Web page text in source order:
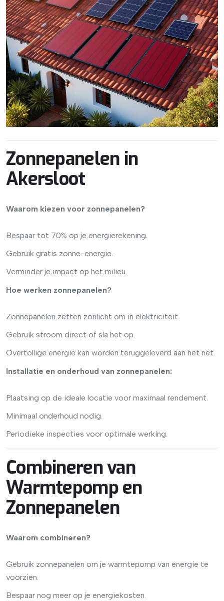
Zonnepanelen in
Akersloot
Waarom kiezen voor zonnepanelen?
Bespaar tot 70% op je energierekening.
Gebruik gratis zonne-energie.
Verminder je impact op het milieu.
Hoe werken zonnepanelen?
Zonnepanelen zetten zonlicht om in elektriciteit.
Gebruik stroom direct of sla het op.
Overtollige energie kan worden teruggeleverd aan het net.
Installatie en onderhoud van zonnepanelen:
Plaatsing op de ideale locatie voor maximaal rendement.
Minimaal onderhoud nodig.
Periodieke inspecties voor optimale werking.
Combineren van
Warmtepomp en
Zonnepanelen
Waarom combineren?
Gebruik zonnepanelen om je warmtepomp van energie te
voorzien.
Bespaar nog meer op je energiekosten.